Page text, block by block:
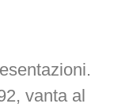
vanta al